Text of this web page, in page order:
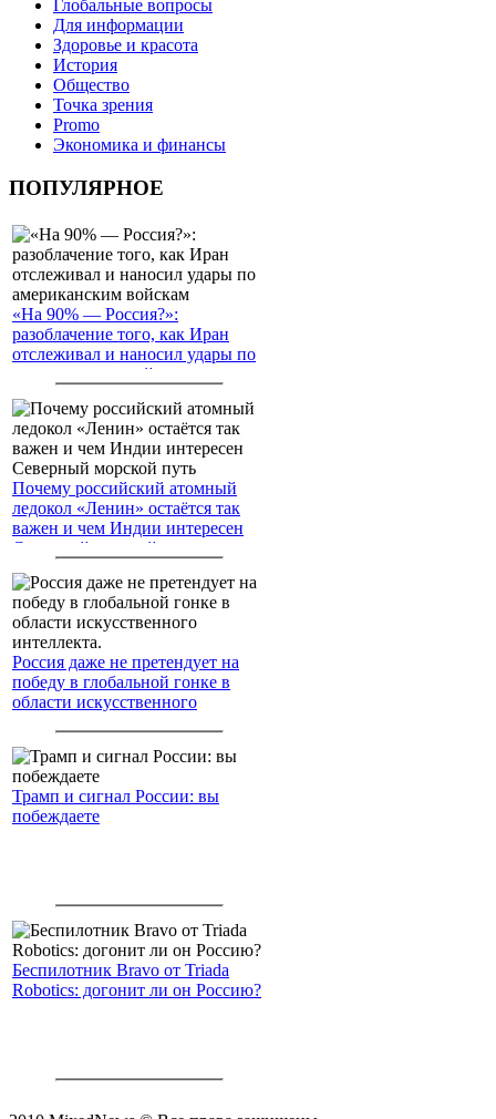
Глобальные вопросы
Для информации
Здоровье и красота
История
Общество
Точка зрения
Promo
Экономика и финансы
ПОПУЛЯРНОЕ
«На 90% — Россия?»:
разоблачение того, как Иран
отслеживал и наносил удары по
американским войскам
Почему российский атомный
ледокол «Ленин» остаётся так
важен и чем Индии интересен
Северный морской путь
Россия даже не претендует на
победу в глобальной гонке в
области искусственного
Трамп и сигнал России: вы
побеждаете
Беспилотник Bravo от Triada
Robotics: догонит ли он Россию?